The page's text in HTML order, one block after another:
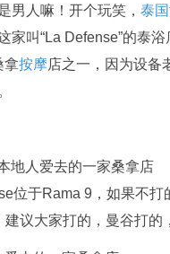
男人嘛！开个玩笑， 泰国
家叫“La Defense”的泰
拿按摩店之一，因为设备
位于Rama 9，如果不
议大家打的，曼谷打的